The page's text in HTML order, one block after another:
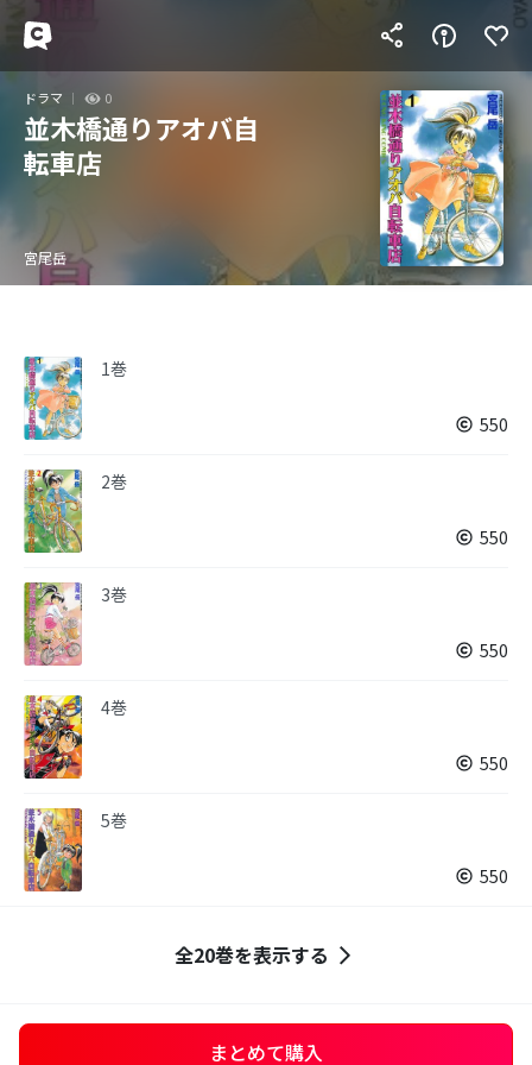
ドラマ 0
並木橋通りアオバ自
転車店
宮尾岳
1巻
550
2巻
550
3巻
550
4巻
550
5巻
550
全20巻を表示する
まとめて購入